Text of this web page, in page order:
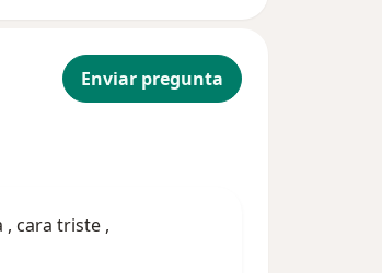
Enviar pregunta
cara triste ,